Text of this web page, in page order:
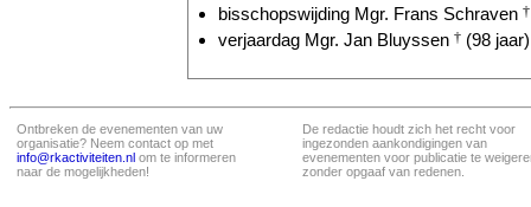
bisschopswijding Mgr. Frans Schraven †
verjaardag Mgr. Jan Bluyssen † (98 jaar)
Ontbreken de evenementen van uw
organisatie? Neem contact op met
info@rkactiviteiten.nl om te informeren
naar de mogelijkheden!
De redactie houdt zich het recht voor
ingezonden aankondigingen van
evenementen voor publicatie te
zonder opgaaf van redenen.